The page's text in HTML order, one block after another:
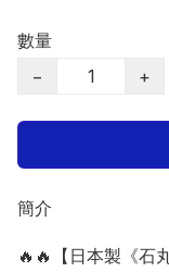
數量
−
+
簡介
🔥🔥【日本製《石